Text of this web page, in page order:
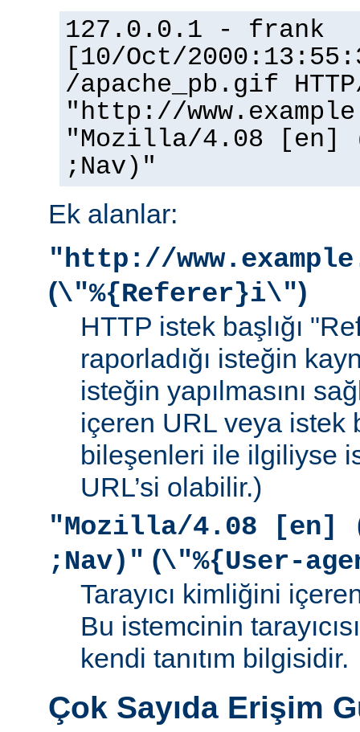
127.0.0.1 - frank
[10/Oct/
/apache_pb.gif
"http://
"Mozilla/4.08 [en]
;Nav)"
Ek alanlar:
"http://
(\"%{Referer}i\")
HTTP istek başlığı
raporladığı isteğin
isteğin yapılmasını
içeren URL veya istek
bileşenleri ile ilgiliyse
URL’si olabilir.)
"Mozilla/4.08 [en]
;Nav)" (\"%{User-
Tarayıcı kimliğini
Bu istemcinin
kendi tanıtım bilgisidir.
Çok Sayıda Erişim